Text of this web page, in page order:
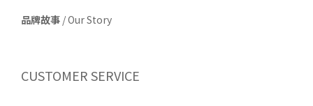
品牌故事 /Our Story
CUSTOMER SERVICE